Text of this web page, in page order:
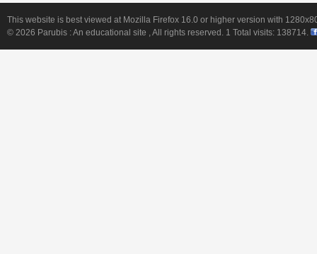
This website is best viewed at Mozilla Firefox 16.0 or higher version with
© 2026 Parubis : An educational site , All rights reserved. 1 Total visits: 138714.